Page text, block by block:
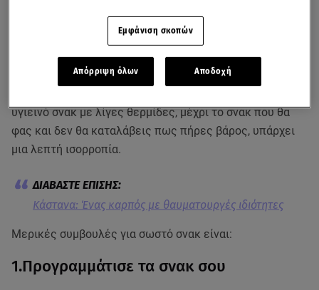
Το σωστό σνακ μπορεί να σε κρατήσει ανάμεσα στα
υγιεινό σνακ με λίγες θερμίδες, μέχρι το σνακ που θα
φας και δεν θα καταλάβεις πως πήρες βάρος, υπάρχει
μια λεπτή ισορροπία.
Kάστανα: Ένας καρπός με θαυματουργές ιδιότητες
Μερικές συμβουλές για σωστό σνακ είναι:
1.Προγραμμάτισε τα σνακ σου
Εμφάνιση σκοπών
Απόρριψη όλων Αποδοχή